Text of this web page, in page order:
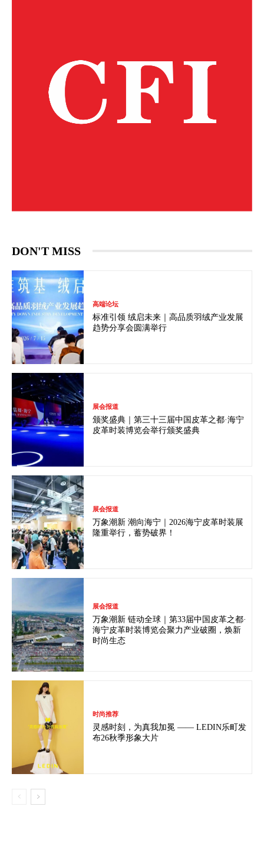
DON'T MISS
高端论坛
标准引领 绒启未来｜高品质羽绒产业发展
趋势分享会圆满举行
展会报道
颁奖盛典｜第三十三届中国皮革之都·海宁
皮革时装博览会举行颁奖盛典
展会报道
万象潮新 潮向海宁｜2026海宁皮革时装展
隆重举行，蓄势破界！
展会报道
万象潮新 链动全球｜第33届中国皮革之都·
海宁皮革时装博览会聚力产业破圈，焕新
时尚生态
时尚推荐
灵感时刻，为真我加冕 —— LEDIN乐町发
布26秋季形象大片